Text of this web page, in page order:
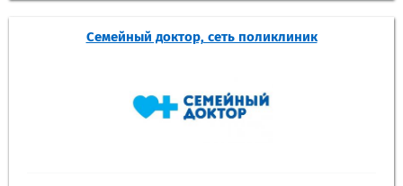
Семейный доктор, сеть поликлиник